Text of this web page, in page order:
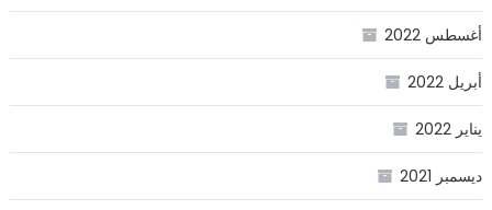
أغسطس 2022
أبريل 2022
يناير 2022
ديسمبر 2021